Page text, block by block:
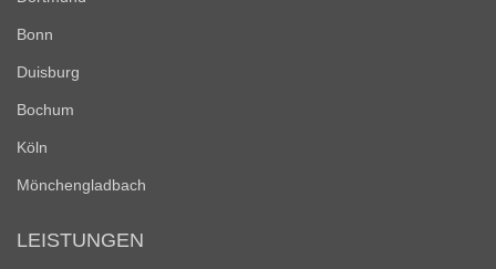
Bonn
Duisburg
Bochum
Köln
Mönchengladbach
LEISTUNGEN